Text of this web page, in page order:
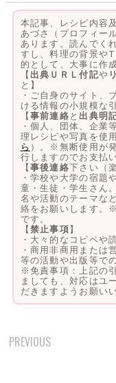
本記事、レシピ内容
あづさ（プロフィー
あります。読んでく
すし、料理の背景や
的として、大事に作
【 出典ＵＲＬ付記や
と】
・ご自身のサイト、
ける情報の小規模な
【事前連絡と 出典明
・個人、団体、企業
理レシピや写真を使
ら ）。※無断使用が
行しますのでお支払
【事後連絡下さい（
・学校や大学の宿題
童・生徒・学生さん
名や活動のテーマな
絡をお願いします。
です。
【禁止事項】
・大々的なコピペや
・商用非商用または
等の活動や出版等で
※免責事項：上記の
ましても、対応はユ
だきますようお願い
POST
PREVIOUS